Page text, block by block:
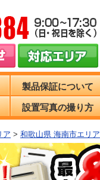
製品保証について
設置写真の撮り方
ア > 和歌山県 海南市エリア